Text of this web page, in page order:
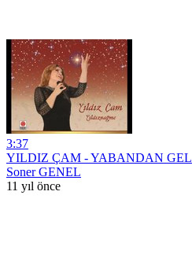
3:37
YILDIZ ÇAM - YABANDAN GEL
Soner GENEL
11 yıl önce